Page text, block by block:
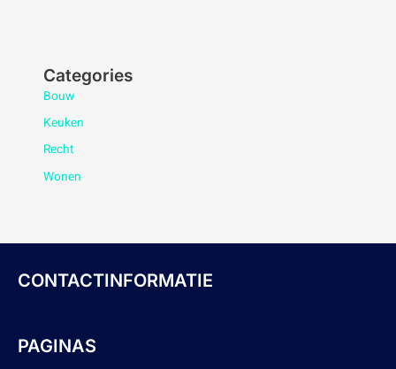
Categories
Bouw
Keuken
Recht
Wonen
CONTACTINFORMATIE
PAGINAS